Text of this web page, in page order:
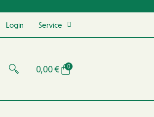
Login Service
0,00€ 0